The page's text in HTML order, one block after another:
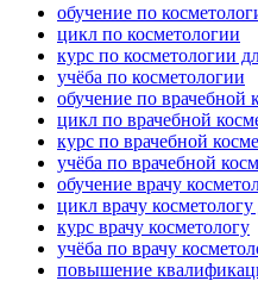
обучение по
цикл по косметологии
курс по косметологии
учёба по косметологии
обучение по врачебной
цикл по врачебной
курс по врачебной
учёба по врачебной
обучение врачу
цикл врачу
курс врачу косметологу
учёба по врачу
повышение